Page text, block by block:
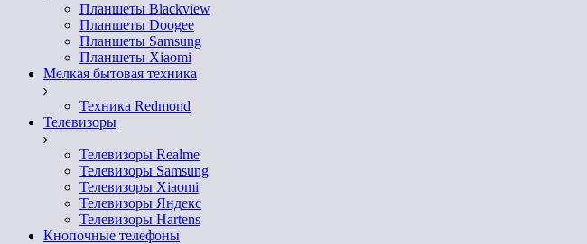
Планшеты Blackview
Планшеты Doogee
Планшеты Samsung
Планшеты Xiaomi
Мелкая бытовая техника
Техника Redmond
Телевизоры
Телевизоры Realme
Телевизоры Samsung
Телевизоры Xiaomi
Телевизоры Яндекс
Телевизоры Hartens
Кнопочные телефоны